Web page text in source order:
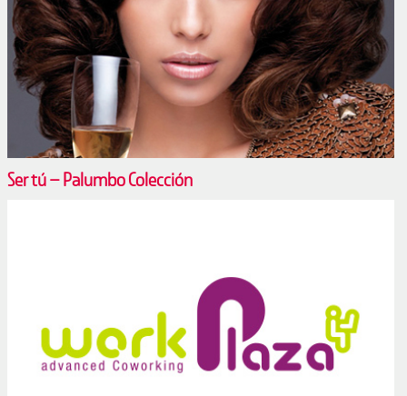
Ser tú – Palumbo Colección